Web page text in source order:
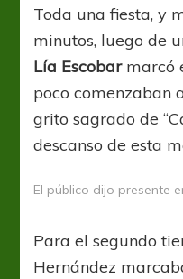
Toda una fiesta, y
minutos, luego de
Lía Escobarmarcó
poco comenzaban
grito sagrado de
descanso de esta
El público dijo presente
Para el segundo
Hernández